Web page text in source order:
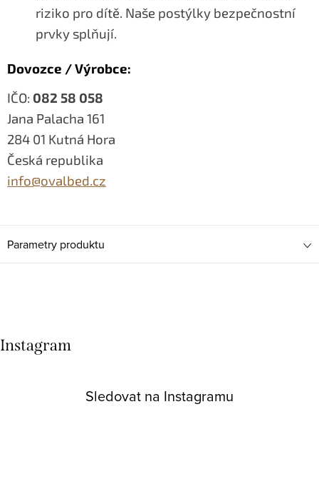
riziko pro dítě. Naše postýlky bezpečnostní
prvky splňují.
Dovozce / Výrobce:
IČO: 082 58 058
Jana Palacha 161
284 01 Kutná Hora
Česká republika
info@ovalbed.cz
Parametry produktu
Instagram
Sledovat na Instagramu